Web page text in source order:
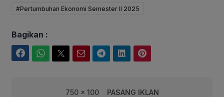
#Pertumbuhan Ekonomi Semester II 2025
Bagikan :
750 x 100 PASANG IKLAN